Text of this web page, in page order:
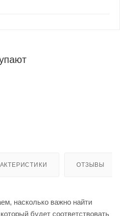
ОТЗЫВЫ
насколько важно найти
будет соответствовать